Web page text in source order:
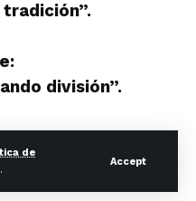
de
.
Accept
tradición”.
división”.
catecismo